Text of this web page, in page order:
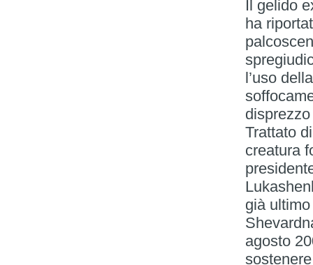
Il gelido
ha
l’uso
Trattato
creatura
già
agosto